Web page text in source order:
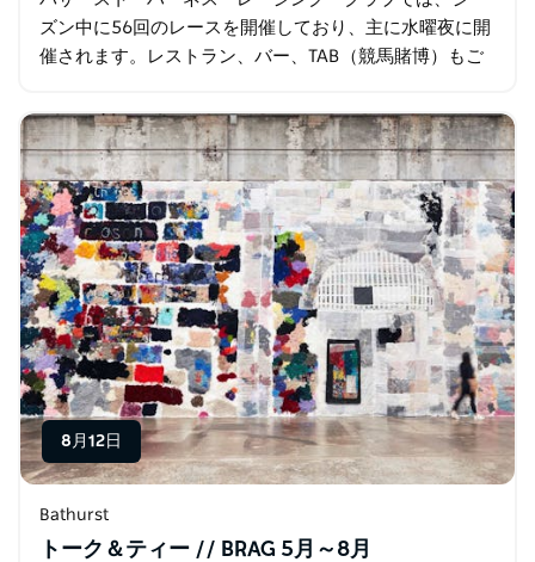
ズン中に56回のレースを開催しており、主に水曜夜に開
催されます。レストラン、バー、TAB（競馬賭博）もご
ウン・カーニバルと、毎年ボクシング…
8月12日
Bathurst
トーク＆ティー // BRAG 5月～8月